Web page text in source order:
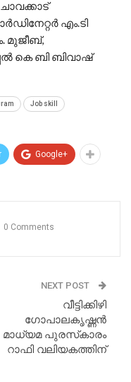
എം.ടി
മുജീബ്,
കെ ബി ബിവാഷ്
Job skill
Google+
0 Comments
NEXT POST
വീട്ടിക്കിഴി
ഗോപാലകൃഷ്ണൻ
മാധ്യമ പുരസ്‌കാരം
റാഫി വലിയകത്തിന്